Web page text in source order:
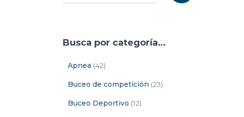
Busca por categoría…
Apnea (42)
Buceo de competición (23)
Buceo Deportivo (12)